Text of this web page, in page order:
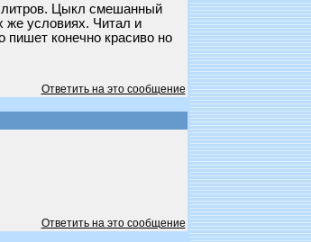
литров. Цыкл смешанный
же условиях. Читал и
конечно красиво но
Ответить на это сообщение
Ответить на это сообщение